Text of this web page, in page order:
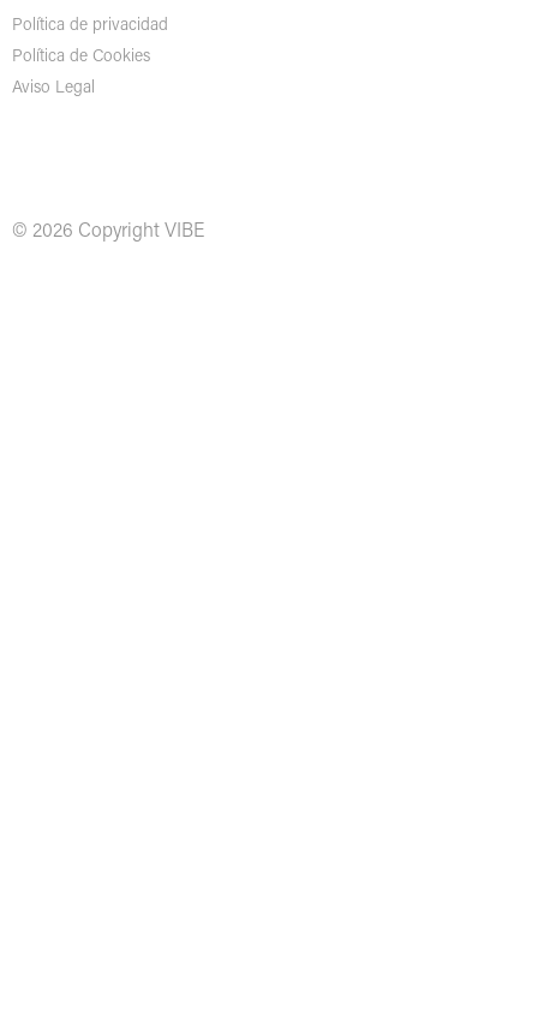
Política de privacidad
Política de Cookies
Aviso Legal
© 2026 Copyright VIBE